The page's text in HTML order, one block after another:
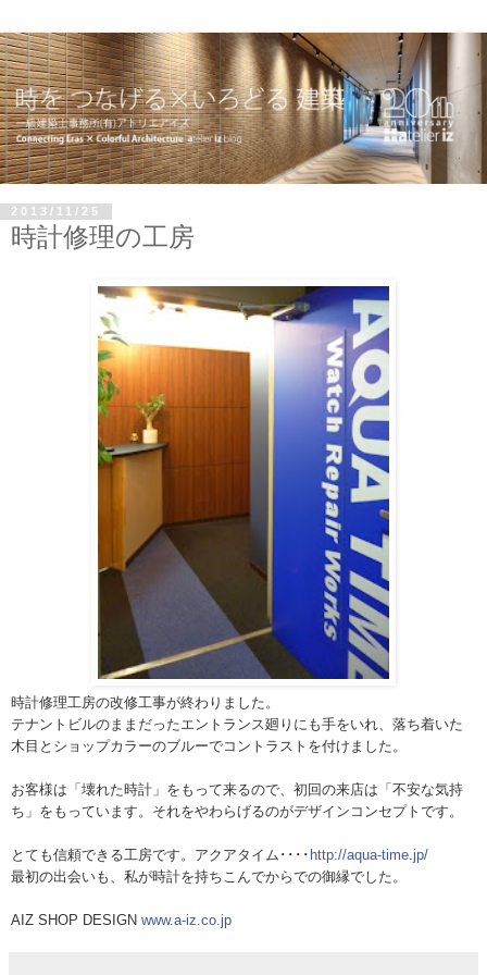
2013/11/25
時計修理の工房
時計修理工房の改修工事が終わりました。
テナントビルのままだったエントランス廻りにも手をいれ、落ち着いた
木目とショップカラーのブルーでコントラス トを付けました。
お客様は「壊れた時計」をもって来るので、初回の来店は 「不安な気持
ち」をもっています。それをやわらげるのがデザインコンセプトです。
とても信頼できる工房です。アクアタイム････ http://aqua-time.jp/
最初の出会いも、私が時計を持ちこんでからでの御縁でした。
AIZ SHOP DESIGN www.a-iz.co.jp